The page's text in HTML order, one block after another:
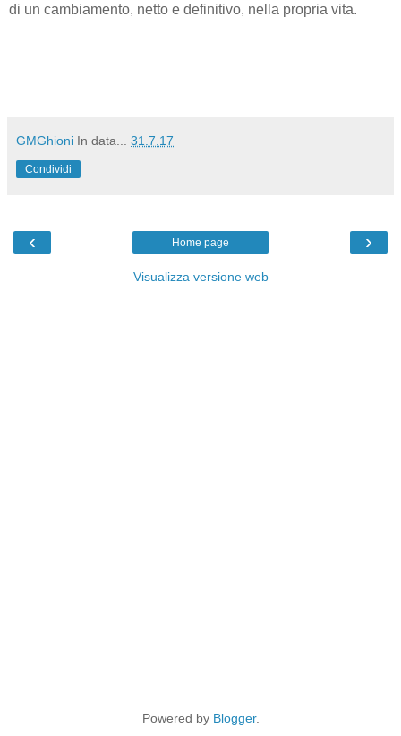
di un cambiamento, netto e definitivo, nella propria vita.
GMGhioni In data... 31.7.17
Condividi
‹ ›
Home page
Visualizza versione web
Powered by Blogger.